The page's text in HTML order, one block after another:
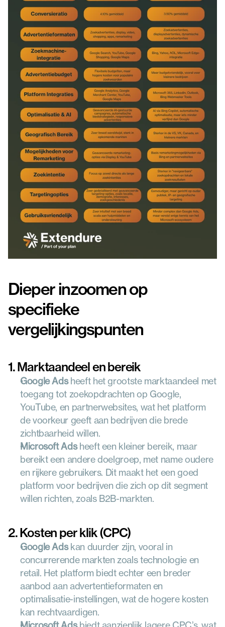
Dieper inzoomen op
specifieke
vergelijkingspunten
1. Marktaandeel en bereik
Google Ads heeft het grootste marktaandeel met
toegang tot zoekopdrachten op Google,
YouTube, en partnerwebsites, wat het platform
de voorkeur geeft aan bedrijven die brede
zichtbaarheid willen.
Microsoft Ads heeft een kleiner bereik, maar
bereikt een andere doelgroep, met name oudere
en rijkere gebruikers. Dit maakt het een goed
platform voor bedrijven die zich op dit segment
willen richten, zoals B2B-markten.
2. Kosten per klik (CPC)
Google Ads kan duurder zijn, vooral in
concurrerende markten zoals technologie en
retail. Het platform biedt echter een breder
aanbod aan advertentieformaten en
optimalisatie-instellingen, wat de hogere kosten
kan rechtvaardigen.